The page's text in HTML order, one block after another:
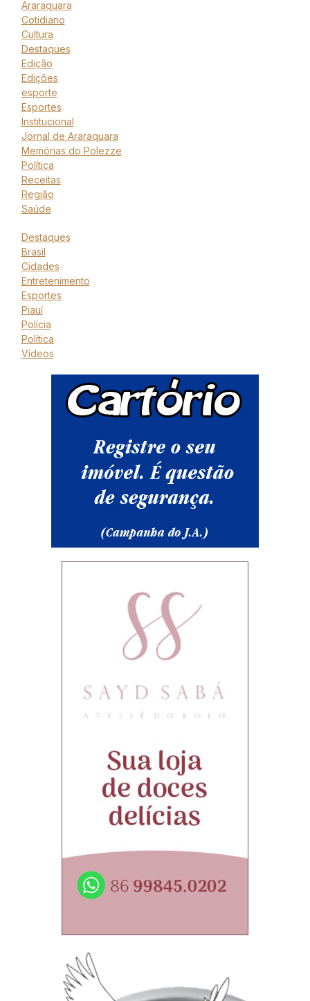
Araraquara
Cotidiano
Cultura
Destaques
Edição
Edições
esporte
Esportes
Institucional
Jornal de Araraquara
Memórias do Polezze
Política
Receitas
Região
Saúde
Destaques
Brasil
Cidades
Entretenimento
Esportes
Piauí
Polícia
Política
Vídeos